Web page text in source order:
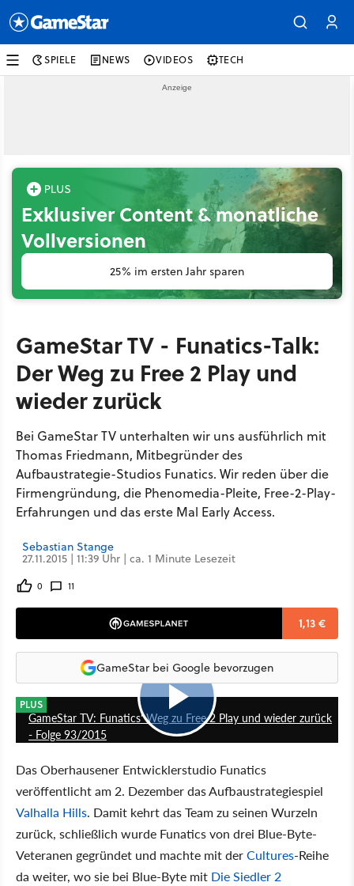
SPIELE NEWS VIDEOS TECH
Exklusiver Content & monatliche
Vollversionen
25% im ersten Jahr sparen
GameStar TV - Funatics-Talk:
Der Weg zu Free 2 Play und
wieder zurück
Bei GameStar TV unterhalten wir uns ausführlich mit
Thomas Friedmann, Mitbegründer des
Aufbaustrategie-Studios Funatics. Wir reden über die
Firmengründung, die Phenomedia-Pleite, Free-2-Play-
Erfahrungen und das erste Mal Early Access.
Sebastian Stange
27.11.2015 | 11:39 Uhr | ca. 1 Minute Lesezeit
0 11
1,13 €
GameStar bei Google bevorzugen
PLUS
39:31
GameStar TV: Funatics' Weg zu Free 2 Play und wieder zurück
- Folge 93/2015
Das Oberhausener Entwicklerstudio Funatics
veröffentlicht am 2. Dezember das Aufbaustrategiespiel
Valhalla Hills. Damit kehrt das Team zu seinen Wurzeln
zurück, schließlich wurde Funatics von drei Blue-Byte-
Veteranen gegründet und machte mit derCultures-Reihe
da weiter, wo sie bei Blue-Byte mit Die Siedler 2